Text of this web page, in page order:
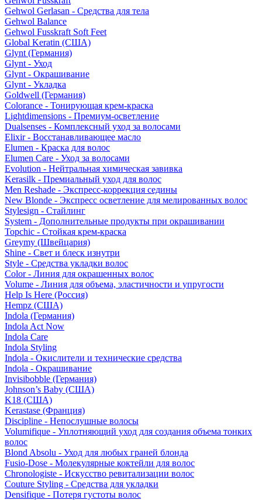
Gehwol Gerlasan - Средства для тела
Gehwol Balance
Gehwol Fusskraft Soft Feet
Global Keratin (США)
Glynt (Германия)
Glynt - Уход
Glynt - Окрашивание
Glynt - Укладка
Goldwell (Германия)
Colorance - Тонирующая крем-краска
Lightdimensions - Премиум-осветление
Dualsenses - Комплексный уход за волосами
Elixir - Восстанавливающее масло
Elumen - Краска для волос
Elumen Care - Уход за волосами
Evolution - Нейтральная химическая завивка
Kerasilk - Премиальный уход для волос
Men Reshade - Экспресс-коррекция седины
New Blonde - Экспресс осветление для мелированных волос
Stylesign - Стайлинг
System - Дополнительные продукты при окрашивании
Topchic - Стойкая крем-краска
Greymy (Швейцария)
Shine - Свет и блеск изнутри
Style - Средства укладки волос
Color - Линия для окрашенных волос
Volume - Линия для объема, эластичности и упругости
Help Is Here (Россия)
Hempz (США)
Indola (Германия)
Indola Act Now
Indola Care
Indola Styling
Indola - Окислители и технические средства
Indola - Окрашивание
Invisibobble (Германия)
Johnson’s Baby (США)
K18 (США)
Kerastase (Франция)
Discipline - Непослушные волосы
Volumifique - Уплотняющий уход для создания объема тонких
волос
Blond Absolu - Уход для любых граней блонда
Fusio-Dose - Молекулярные коктейли для волос
Chronologiste - Искусство ревитализации волос
Couture Styling - Средства для укладки
Densifique - Потеря густоты волос